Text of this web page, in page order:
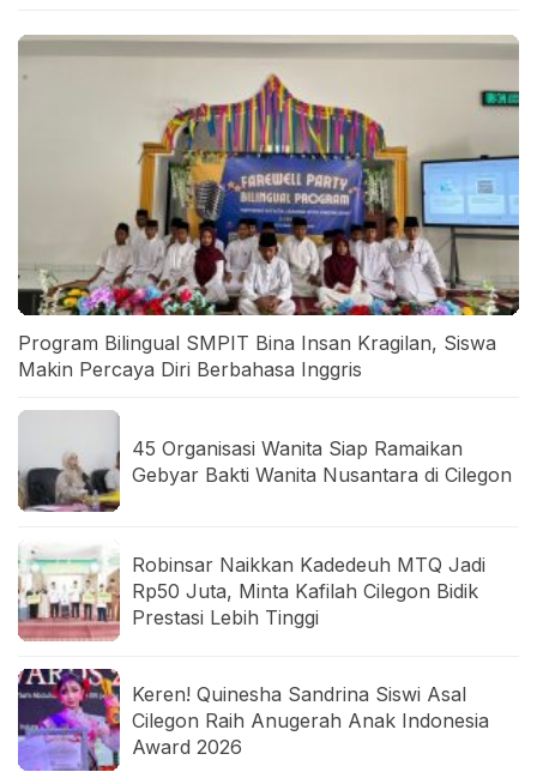
Program Bilingual SMPIT Bina Insan Kragilan, Siswa
Makin Percaya Diri Berbahasa Inggris
45 Organisasi Wanita Siap Ramaikan
Gebyar Bakti Wanita Nusantara di Cilegon
Robinsar Naikkan Kadedeuh MTQ Jadi
Rp50 Juta, Minta Kafilah Cilegon Bidik
Prestasi Lebih Tinggi
Keren! Quinesha Sandrina Siswi Asal
Cilegon Raih Anugerah Anak Indonesia
Award 2026